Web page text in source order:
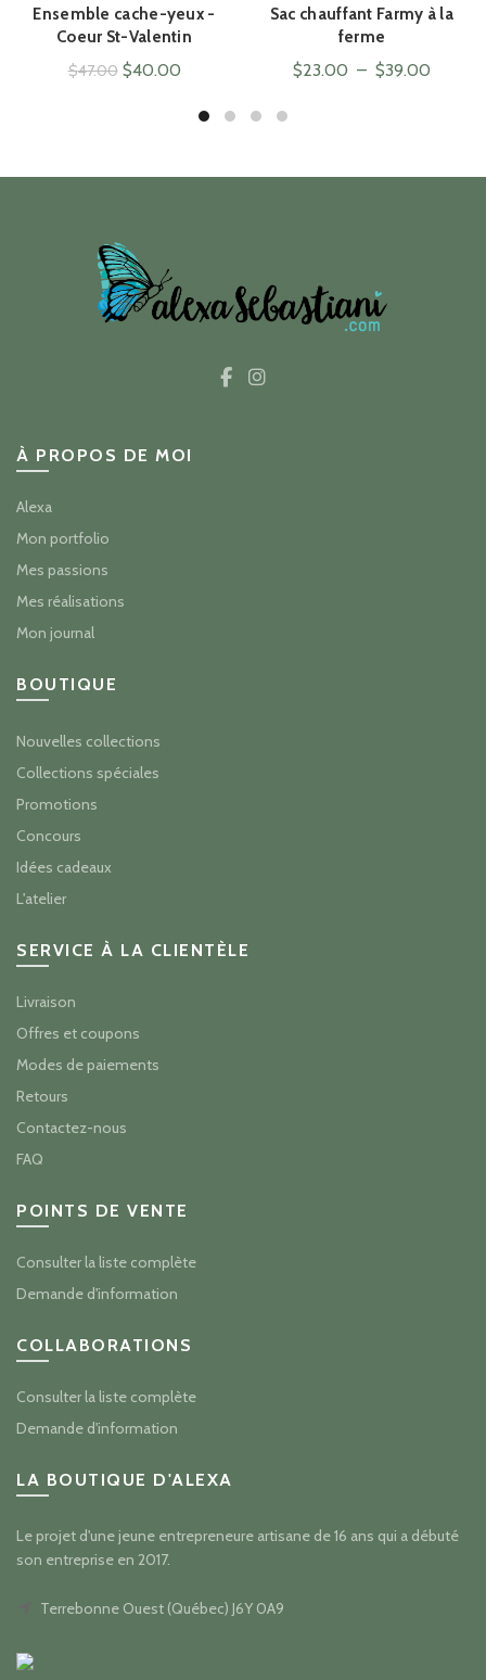
ACHAT RAPIDE
Ensemble cache-yeux -
Coeur St-Valentin
$47.00 Le
$47.00.
$40.00Le
actuel
$40.00.
ACHAT RAPIDE
Sac chauffant Farmy à la
ferme
$23.00 – $39.00
à
À PROPOS DE MOI
Alexa
Mon portfolio
Mes passions
Mes réalisations
Mon journal
BOUTIQUE
Nouvelles collections
Collections spéciales
Promotions
Concours
Idées cadeaux
L'atelier
SERVICE À LA CLIENTÈLE
Livraison
Offres et coupons
Modes de paiements
Retours
Contactez-nous
FAQ
POINTS DE VENTE
Consulter la liste complète
Demande d'information
COLLABORATIONS
Consulter la liste complète
Demande d'information
LA BOUTIQUE D'ALEXA
Le projet d'une jeune entrepreneure artisane de 16 ans qui a débuté
son entreprise en 2017.
Terrebonne Ouest (Québec) J6Y 0A9